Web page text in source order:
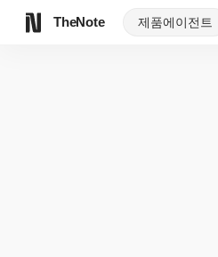
TheNote 제품에이전트